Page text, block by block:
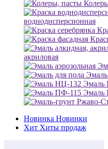
воднодисперсионная
акриловая
Эмаль
Эмаль
Новинка Новинки
Хит Хиты продаж